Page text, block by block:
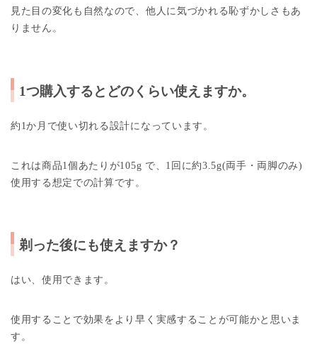
見た目の変化も自然なので、他人に気づかれる恥ずかしさもあ
りません。
1つ購入するとどのくらい使え ますか。
約1か月で使い切れる設計になっています。
これは商品1個あたりが105g で、 1回に約3.5g(両手・両脚のみ)
使用する想定での計算です。
剃った後にも使えますか？
はい、使用できます。
使用することで効果をより早く実感することが可能かと思いま
す。